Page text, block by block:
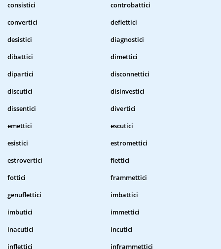
consistici
controbattici
convertici
deflettici
desistici
diagnostici
dibattici
dimettici
dipartici
disconnettici
discutici
disinvestici
dissentici
divertici
emettici
escutici
esistici
estromettici
estrovertici
flettici
fottici
frammettici
genuflettici
imbattici
imbutici
immettici
inacutici
incutici
inflettici
inframmettici